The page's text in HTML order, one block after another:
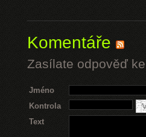
Komentáře
Zasílate odpověď
Jméno
Kontrola
Text